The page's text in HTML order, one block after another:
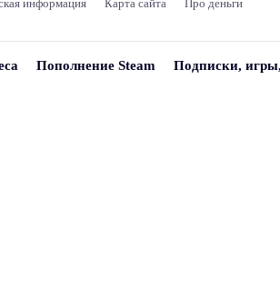
информация Карта сайта Про деньги
Пополнение Steam Подписки,